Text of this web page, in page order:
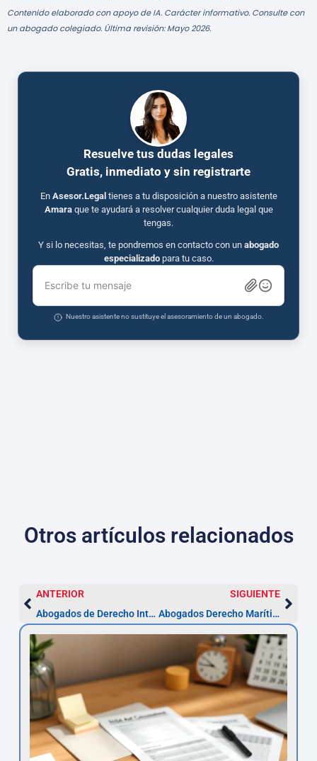
Contenido elaborado con apoyo de IA. Carácter informativo. Consulte con
un abogado colegiado. Última revisión: Mayo 2026.
Resuelve tus dudas legales
Gratis, inmediato y sin registrarte
En Asesor.Legal tienes a tu disposición a nuestro asistente
Amaraque te ayudará a resolver cualquier duda legal que
tengas.
Y si lo necesitas, te pondremos en contacto con un abogado
especializadopara tu caso.
Escribe tu mensaje
Nuestro asistente no sustituye el asesoramiento de un abogado.
Otros artículos relacionados
ANTERIOR
Abogados de Derecho Internacional en Dos Hermanas: guía práctica
SIGUIENTE
Abogados Derecho Marítimo y Portuario en Dos Hermanas